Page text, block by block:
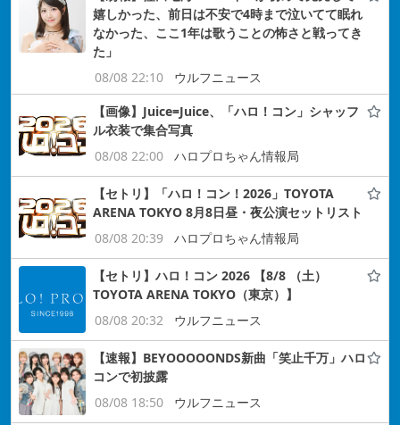
嬉しかった、前日は不安で4時まで泣いてて眠れ
なかった、ここ1年は歌うことの怖さと戦ってき
た」
08/08 22:10
ウルフニュース
【画像】Juice=Juice、「ハロ！コン」シャッフ
ル衣装で集合写真
08/08 22:00
ハロプロちゃん情報局
【セトリ】「ハロ！コン！2026」TOYOTA
ARENA TOKYO 8月8日昼・夜公演セットリスト
08/08 20:39
ハロプロちゃん情報局
【セトリ】ハロ！コン 2026 【8/8 （土）
TOYOTA ARENA TOKYO（東京）】
08/08 20:32
ウルフニュース
【速報】BEYOOOOONDS新曲「笑止千万」ハロ
コンで初披露
08/08 18:50
ウルフニュース